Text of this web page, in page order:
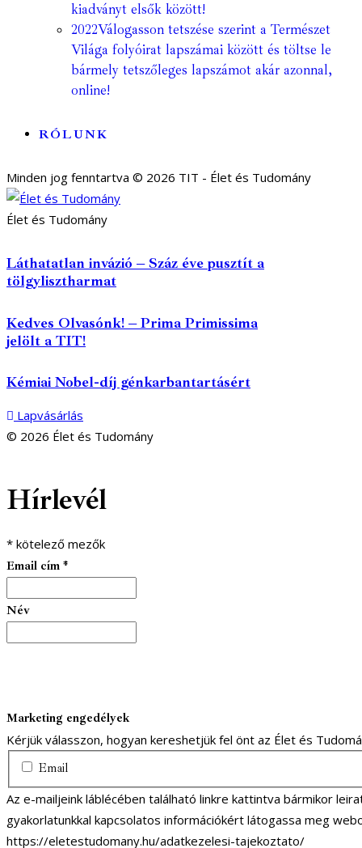
kiadványt elsők között!
2022Válogasson tetszése szerint a Természet
Világa folyóirat lapszámai között és töltse le
bármely tetszőleges lapszámot akár azonnal,
online!
RÓLUNK
Minden jog fenntartva © 2026 TIT - Élet és Tudomány
Élet és Tudomány
Láthatatlan invázió – Száz éve pusztít a
tölgylisztharmat
Kedves Olvasónk! – Prima Primissima
jelölt a TIT!
Kémiai Nobel-díj génkarbantartásért
Lapvásárlás
© 2026 Élet és Tudomány
Hírlevél
* kötelező mezők
Email cím *
Név
Marketing engedélyek
Kérjük válasszon, hogyan kereshetjük fel önt az Élet és
Email
Az e-mailjeink láblécében található linkre kattintva bármikor
gyakorlatunkkal kapcsolatos információkért látogassa meg
https://eletestudomany.hu/adatkezelesi-tajekoztato/